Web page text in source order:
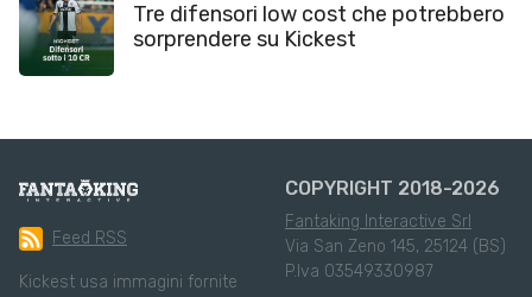
Tre difensori low cost che potrebbero
sorprendere su Kickest
Feed RSS
Kickest usa immagini fornite
COPYRIGHT 2018-2026
Fantaking Interactive Srl
Via San Zeno 145, 25124 (BS)
P.Iva 03549330987